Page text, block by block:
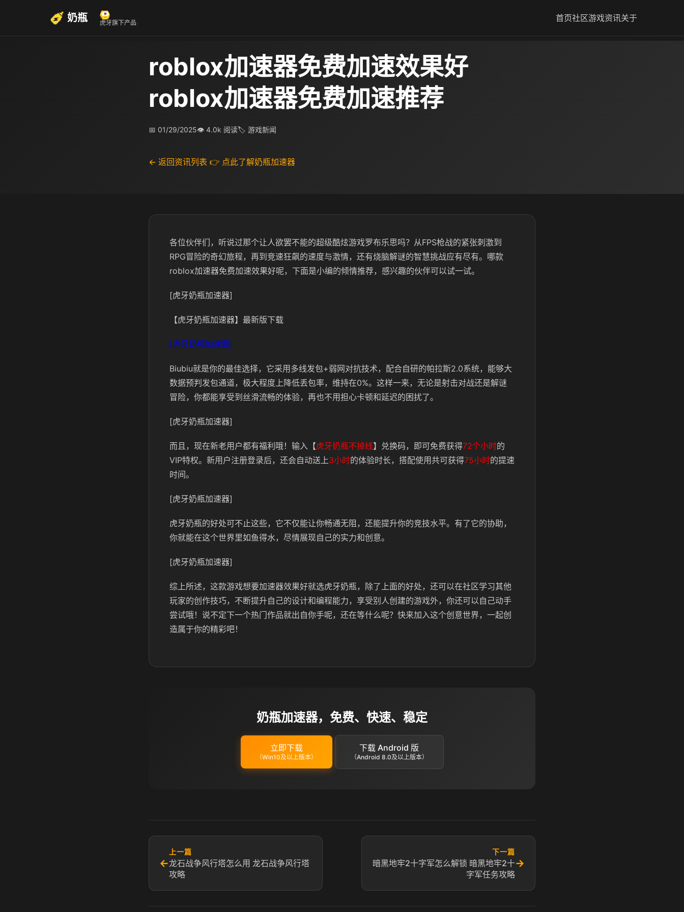
奶瓶 虎牙旗下产品 首页社区游戏资讯关于
roblox加速器免费加速效果好
roblox加速器免费加速推荐
📅 01/29/2025👁 4.0k 阅读🏷 游戏新闻
← 返回资讯列表 👉 点此了解奶瓶加速器
各位伙伴们，听说过那个让人欲罢不能的超级酷炫游戏罗布乐思吗？从FPS枪战的紧张刺激到
RPG冒险的奇幻旅程，再到竞速狂飙的速度与激情，还有烧脑解谜的智慧挑战应有尽有。哪款
roblox加速器免费加速效果好呢，下面是小编的倾情推荐，感兴趣的伙伴可以试一试。
[虎牙奶瓶加速器]
【虎牙奶瓶加速器】最新版下载
[虎牙奶瓶加速器]
Biubiu就是你的最佳选择，它采用多线发包+弱网对抗技术，配合自研的帕拉斯2.0系统，能够大
数据预判发包通道，极大程度上降低丢包率，维持在0%。这样一来，无论是射击对战还是解谜
冒险，你都能享受到丝滑流畅的体验，再也不用担心卡顿和延迟的困扰了。
[虎牙奶瓶加速器]
而且，现在新老用户都有福利哦！输入【虎牙奶瓶不掉线】兑换码，即可免费获得72个小时的
VIP特权。新用户注册登录后，还会自动送上3小时的体验时长，搭配使用共可获得75小时的提速
时间。
[虎牙奶瓶加速器]
虎牙奶瓶的好处可不止这些，它不仅能让你畅通无阻，还能提升你的竞技水平。有了它的协助，
你就能在这个世界里如鱼得水，尽情展现自己的实力和创意。
[虎牙奶瓶加速器]
综上所述，这款游戏想要加速器效果好就选虎牙奶瓶，除了上面的好处，还可以在社区学习其他
玩家的创作技巧，不断提升自己的设计和编程能力，享受别人创建的游戏外，你还可以自己动手
尝试哦！说不定下一个热门作品就出自你手呢，还在等什么呢？快来加入这个创意世界，一起创
造属于你的精彩吧！
奶瓶加速器，免费、快速、稳定
立即下载
（Win10及以上版本）
下载 Android 版
（Android 8.0及以上版本）
←
上一篇
龙石战争风行塔怎么用 龙石战争风行塔
攻略
下一篇
暗黑地牢2十字军怎么解锁 暗黑地牢2十
字军任务攻略
→